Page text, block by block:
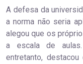
A defesa da
a norma não seria
alegou que os
a escala de aulas.
entretanto,